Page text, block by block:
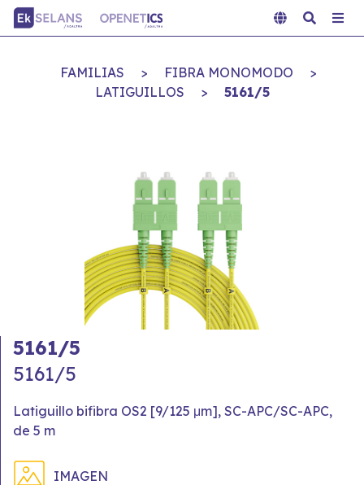
FAMILIAS > FIBRA MONOMODO
>
LATIGUILLOS
> 5161/5
5161/5
5161/5
Latiguillo bifibra OS2 [9/125 μm], SC-APC/SC-APC,
de 5 m
IMAGEN